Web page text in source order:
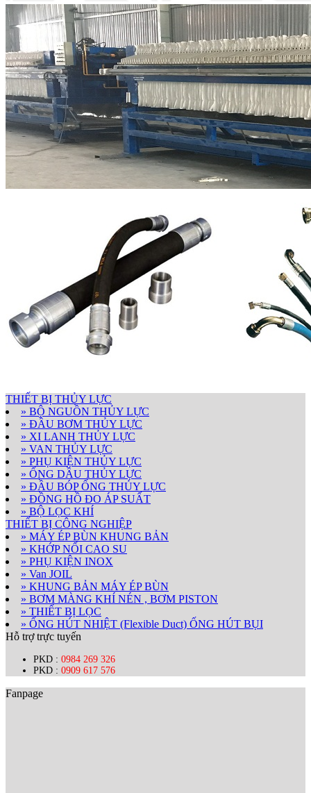
THIẾT BỊ THỦY LỰC
» BỘ NGUỒN THỦY LỰC
» ĐẦU BƠM THỦY LỰC
» XI LANH THỦY LỰC
» VAN THỦY LỰC
» PHỤ KIỆN THỦY LỰC
» ỐNG DẦU THỦY LỰC
» ĐẦU BÓP ỐNG THỦY LỰC
» ĐỒNG HỒ ĐO ÁP SUẤT
» BỘ LỌC KHÍ
THIẾT BỊ CÔNG NGHIỆP
» MÁY ÉP BÙN KHUNG BẢN
» KHỚP NỐI CAO SU
» PHỤ KIỆN INOX
» Van JOIL
» KHUNG BẢN MÁY ÉP BÙN
» BƠM MÀNG KHÍ NÉN , BƠM PISTON
» THIẾT BỊ LỌC
» ỐNG HÚT NHIỆT (Flexible Duct) ỐNG HÚT BỤI
Hỗ trợ trực tuyến
PKD : 0984 269 326
PKD : 0909 617 576
Fanpage